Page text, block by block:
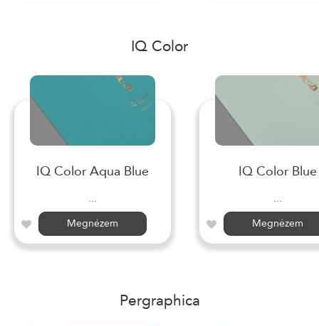
IQ Color
IQ Color Aqua Blue
...
Megnézem
IQ Color Blue
...
Megnézem
Pergraphica